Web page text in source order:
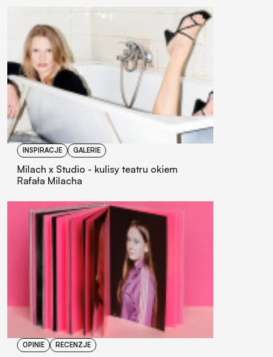
INSPIRACJE GALERIE
Milach x Studio - kulisy teatru okiem
Rafała Milacha
OPINIE RECENZJE